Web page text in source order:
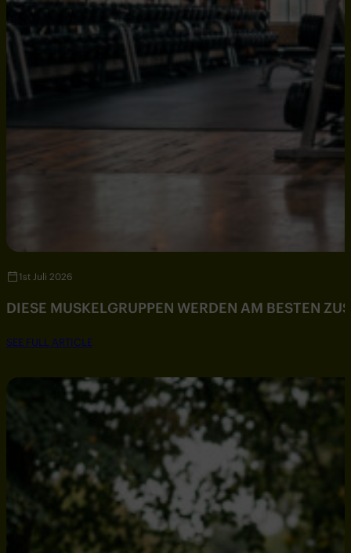
1st Juli 2026
DIESE MUSKELGRUPPEN WERDEN AM BESTEN
SEE FULL ARTICLE